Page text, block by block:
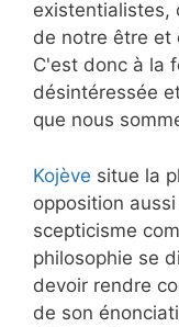
existentialistes,
de notre être et
C'est donc à la
désintéressée
que nous
Kojève situe la
opposition
scepticisme
philosophie se
devoir rendre
de son